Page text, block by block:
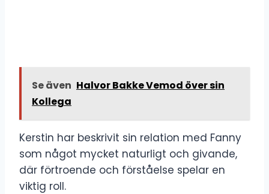
Se även Halvor Bakke Vemod över sin
Kollega
Kerstin har beskrivit sin relation med Fanny
som något mycket naturligt och givande,
där förtroende och förståelse spelar en
viktig roll.